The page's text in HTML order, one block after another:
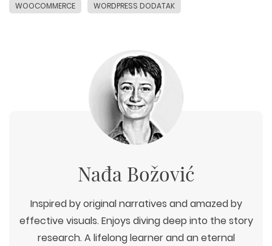
WOOCOMMERCE
WORDPRESS DODATAK
Nađa Božović
Inspired by original narratives and amazed by
effective visuals. Enjoys diving deep into the story
research. A lifelong learner and an eternal